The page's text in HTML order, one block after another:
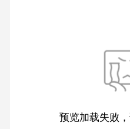
预览加载失败